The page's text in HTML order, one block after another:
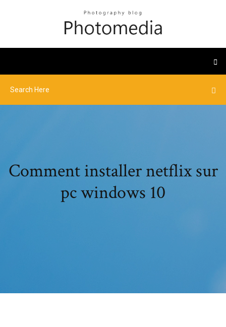
Comment installer netflix sur
pc windows 10